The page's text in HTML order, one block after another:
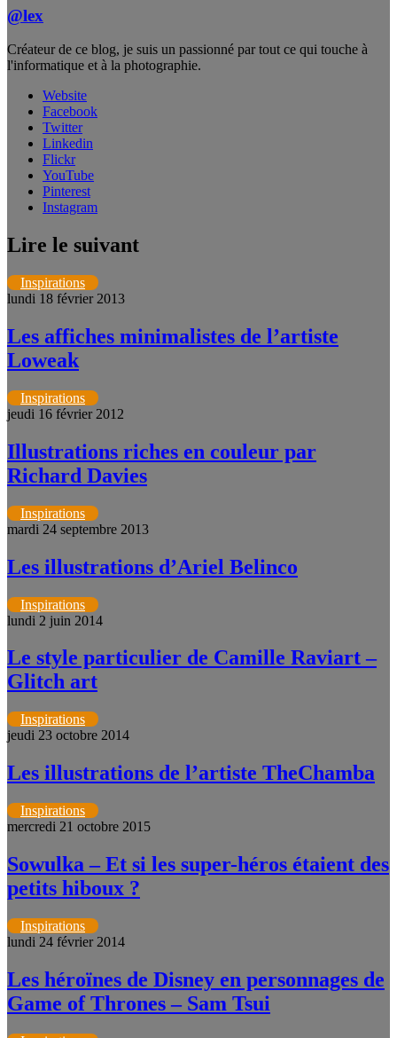
@lex
Créateur de ce blog, je suis un passionné par tout ce qui touche à
l'informatique et à la photographie.
Website
Facebook
Twitter
Linkedin
Flickr
YouTube
Pinterest
Instagram
Lire le suivant
Inspirations
lundi 18 février 2013
Les affiches minimalistes de l’artiste
Loweak
Inspirations
jeudi 16 février 2012
Illustrations riches en couleur par
Richard Davies
Inspirations
mardi 24 septembre 2013
Les illustrations d’Ariel Belinco
Inspirations
lundi 2 juin 2014
Le style particulier de Camille Raviart –
Glitch art
Inspirations
jeudi 23 octobre 2014
Les illustrations de l’artiste TheChamba
Inspirations
mercredi 21 octobre 2015
Sowulka – Et si les super-héros étaient des
petits hiboux ?
Inspirations
lundi 24 février 2014
Les héroïnes de Disney en personnages de
Game of Thrones – Sam Tsui